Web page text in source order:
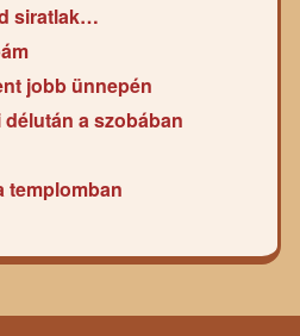
siratlak…
jobb ünnepén
a szobában
templomban